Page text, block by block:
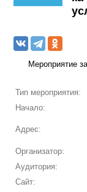
Мероприятие
Тип мероприятия:
Начало:
Адрес:
Организатор:
Аудитория:
Сайт: